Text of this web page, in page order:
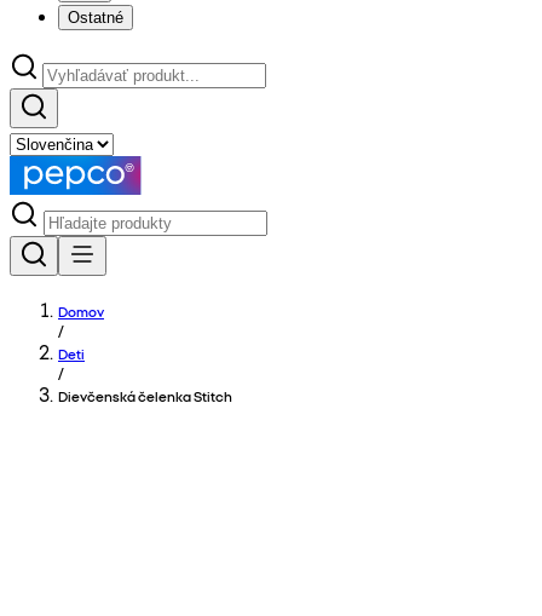
Ostatné
Domov
/
Deti
/
Dievčenská čelenka Stitch